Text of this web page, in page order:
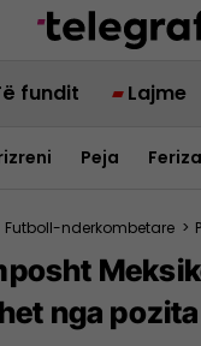
fundit Lajme
Peja
Futboll-nderkombetare >
nga